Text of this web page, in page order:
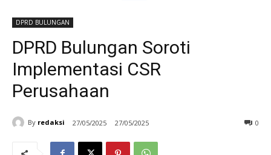
DPRD BULUNGAN
DPRD Bulungan Soroti
Implementasi CSR
Perusahaan
By redaksi 27/05/2025 27/05/2025 0